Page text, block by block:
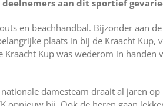
aan dit sportief
en beachhandbal. Bijzonder aan
plaats in bij de Kraacht
Kraacht Kup was wederom in
damesteam draait al jaren